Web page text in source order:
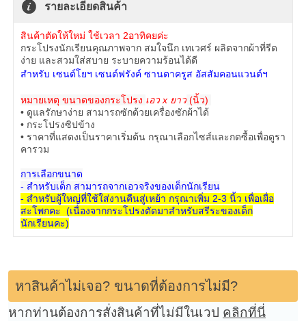
รายละเอียดสินค้า
สินค้าตัดให้ใหม่ ใช้เวลา 2อาทิคยค่ะ
กระโปรงนักเรียนคุณภาพจาก สมใจนึก เทเวศร์ ผลิตจากผ้าที่รีด
ง่าย และสวมใส่สบาย ระบายความร้อนได้ดี
สำหรับ เซนต์โยฯ เซนต์ฟรังค์ ซานตาครูส อัสสัมคอนแวนต์ฯ
หมายเหตุ ขนาดของกระโปรง เอว x ยาว (นิ้ว)
• ดูแลรักษาง่าย สามารถซักด้วยเครื่องซักผ้าได้
• กระโปรงซิปข้าง
• ราคาที่แสดงเป็นราคาเริ่มต้น กรุณาเลือกไซส์และกดซื้อเพื่อดูรา
คารวม
การเลือกขนาด
- สำหรับเด็ก สามารถจากเอวจริงของเด็กนักเรียน
- สำหรับผู้ใหญ่ที่ใช้ใส่งานคืนสู่เหย้า กรุณาเพิ่ม 2-3 นิ้ว เพื่อเผื่อ
สะโพกคะ (เนื่องจากกระโปรงตัดมาสำหรับสรีระของเด็ก
นักเรียนคะ)
หาสินค้าไม่เจอ? ขนาดที่ต้องการไม่มี?
หากท่านต้องการสั่งสินค้าที่ไม่มีในเวป คลิกที่นี่